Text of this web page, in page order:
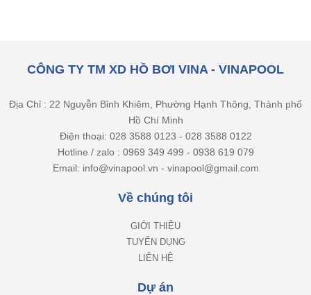
CÔNG TY TM XD HỒ BƠI VINA - VINAPOOL
Địa Chỉ : 22 Nguyễn Bỉnh Khiêm, Phường Hạnh Thông, Thành phố
Hồ Chí Minh
Điện thoại: 028 3588 0123 - 028 3588 0122
Hotline / zalo : 0969 349 499 - 0938 619 079
Email: info@vinapool.vn - vinapool@gmail.com
Về chúng tôi
GIỚI THIỆU
TUYỂN DỤNG
LIÊN HỆ
Dự án